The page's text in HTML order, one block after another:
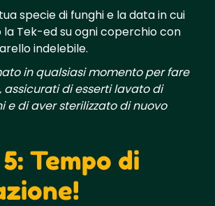
specie di funghi e la data in cui
Tek-ed su ogni coperchio con
indelebile.
in qualsiasi momento per fare
assicurati di esserti lavato di
e di aver sterilizzato di nuovo
Tempo di